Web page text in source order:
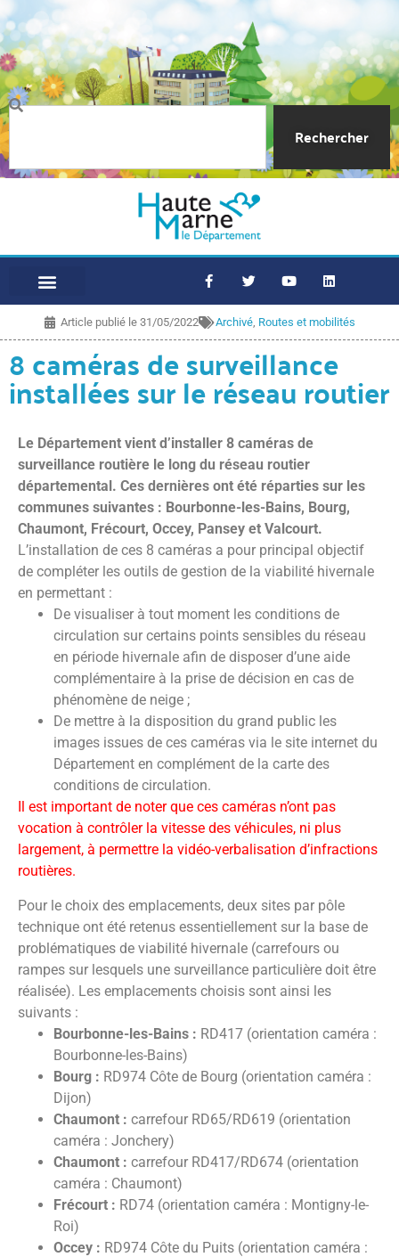
Rechercher
Article publié le 31/05/2022 Archivé, Routes et mobilités
8 caméras de surveillance
installées sur le réseau routier
Le Département vient d’installer 8 caméras de
surveillance routière le long du réseau routier
départemental. Ces dernières ont été réparties sur les
communes suivantes : Bourbonne-les-Bains, Bourg,
Chaumont, Frécourt, Occey, Pansey et Valcourt.
L’installation de ces 8 caméras a pour principal objectif
de compléter les outils de gestion de la viabilité hivernale
en permettant :
De visualiser à tout moment les conditions de
circulation sur certains points sensibles du réseau
en période hivernale afin de disposer d’une aide
complémentaire à la prise de décision en cas de
phénomène de neige ;
De mettre à la disposition du grand public les
images issues de ces caméras via le site internet du
Département en complément de la carte des
conditions de circulation.
Il est important de noter que ces caméras n’ont pas
vocation à contrôler la vitesse des véhicules, ni plus
largement, à permettre la vidéo-verbalisation d’infractions
routières.
Pour le choix des emplacements, deux sites par pôle
technique ont été retenus essentiellement sur la base de
problématiques de viabilité hivernale (carrefours ou
rampes sur lesquels une surveillance particulière doit être
réalisée). Les emplacements choisis sont ainsi les
suivants :
Bourbonne-les-Bains : RD417 (orientation caméra :
Bourbonne-les-Bains)
Bourg : RD974 Côte de Bourg (orientation caméra :
Dijon)
Chaumont : carrefour RD65/RD619 (orientation
caméra : Jonchery)
Chaumont : carrefour RD417/RD674 (orientation
caméra : Chaumont)
Frécourt : RD74 (orientation caméra : Montigny-le-
Roi)
Occey : RD974 Côte du Puits (orientation caméra :